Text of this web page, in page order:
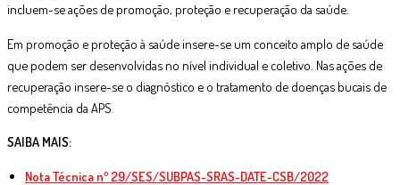
incluem-se ações de promoção, proteção e recuperação da saúde.
Em promoção e proteção à saúde insere-se um conceito amplo de saúde
que podem ser desenvolvidas no nível individual e coletivo. Nas ações de
recuperação insere-se o diagnóstico e o tratamento de doenças bucais de
competência da APS
SAIBA MAIS:
Nota Técnica nº 29/SES/SUBPAS-SRAS-DATE-CSB/2022